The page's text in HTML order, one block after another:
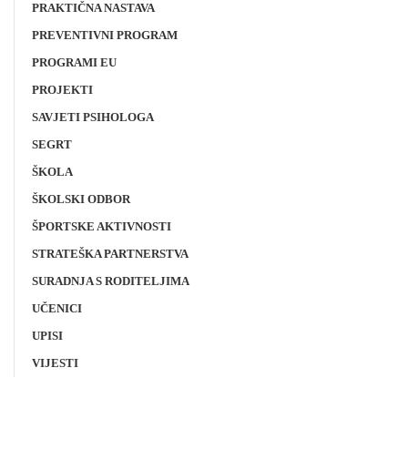
PRAKTIČNA NASTAVA
PREVENTIVNI PROGRAM
PROGRAMI EU
PROJEKTI
SAVJETI PSIHOLOGA
SEGRT
ŠKOLA
ŠKOLSKI ODBOR
ŠPORTSKE AKTIVNOSTI
STRATEŠKA PARTNERSTVA
SURADNJA S RODITELJIMA
UČENICI
UPISI
VIJESTI